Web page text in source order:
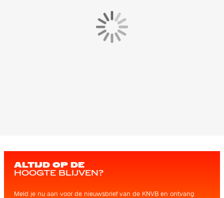
ALTIJD OP DE
HOOGTE BLIJVEN?
Meld je nu aan voor de nieuwsbrief van de KNVB en ontvang